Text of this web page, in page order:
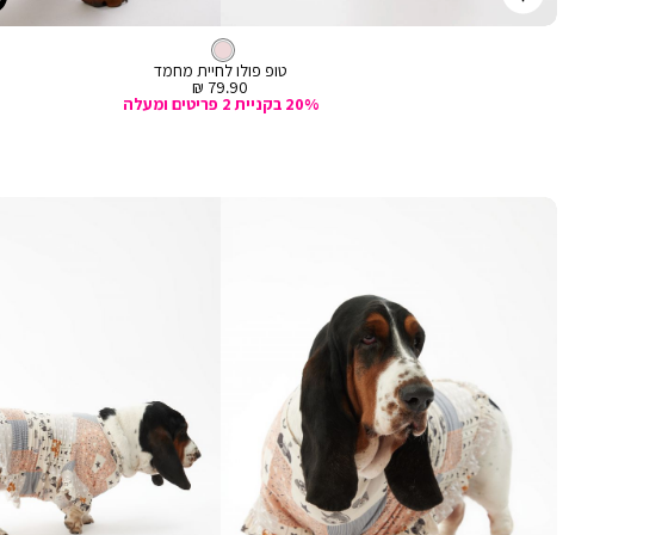
מהירה
צבע
ורוד
ורוד
טופ פולו לחיית מחמד
מחיר
מכירה
79.90 ₪
20% בקניית 2 פריטים ומעלה
טופ
לכלב